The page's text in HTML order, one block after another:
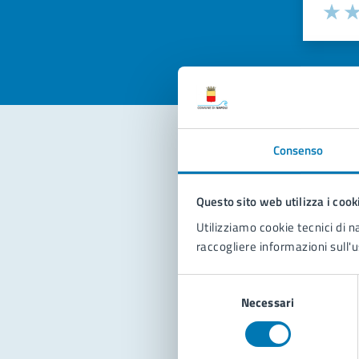
Consenso
Questo sito web utilizza i
Utilizziamo cookie tecnici di
raccogliere informazioni
Necessari
Valuta